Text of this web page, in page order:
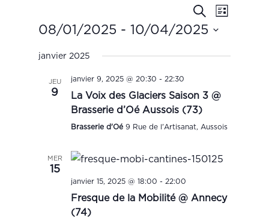
Events
Search
and
SearchEvent
Views
List
08/01/2025 - 10/04/2025
date.
janvier 2025
JEU
9
janvier 9, 2025 @ 20:30 -22:30
La Voix des Glaciers Saison 3 @
Brasserie d’Oé Aussois (73)
Brasserie d'Oé9 Rue de l'Artisanat, Aussois
MER
15
janvier 15, 2025 @ 18:00 -22:00
Fresque de la Mobilité @ Annecy
(74)